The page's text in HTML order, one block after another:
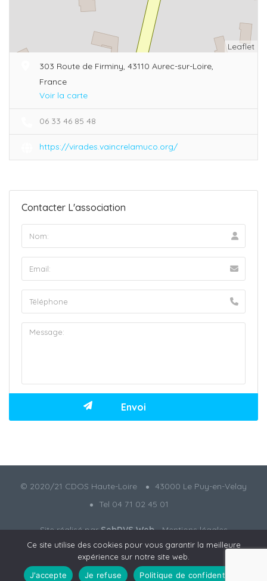
Leaflet
303 Route de Firminy, 43110 Aurec-sur-Loire,
France
Voir la carte
06 33 46 85 48
https://virades.vaincrelamuco.org/
Contacter L'association
© 2020/21 CDOS Haute-Loire
43000 Le Puy-en-Velay
Tel 04 71 02 45 01
Site réalisé parSebDVS Web-Mentions légales
Ce site utilise des cookies pour vous garantir la meilleure
expérience sur notre site web.
J'accepte
Je refuse Politique de confidentialité